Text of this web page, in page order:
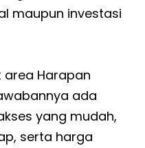
maupun investasi
area Harapan
ada
yang mudah,
serta harga